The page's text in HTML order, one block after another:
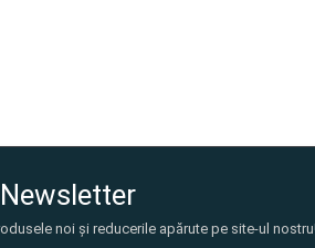
Newsletter
noi și reducerile apărute pe site-ul